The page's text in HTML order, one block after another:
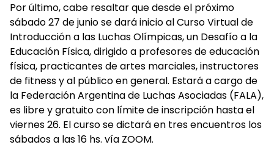
Por último, cabe resaltar que desde el próximo
sábado 27 de junio se dará inicio al Curso Virtual de
Introducción a las Luchas Olímpicas, un Desafío a la
Educación Física, dirigido a profesores de educación
física, practicantes de artes marciales, instructores
de fitness y al público en general. Estará a cargo de
la Federación Argentina de Luchas Asociadas (FALA),
es libre y gratuito con límite de inscripción hasta el
viernes 26. El curso se dictará en tres encuentros los
sábados a las 16 hs. vía ZOOM.